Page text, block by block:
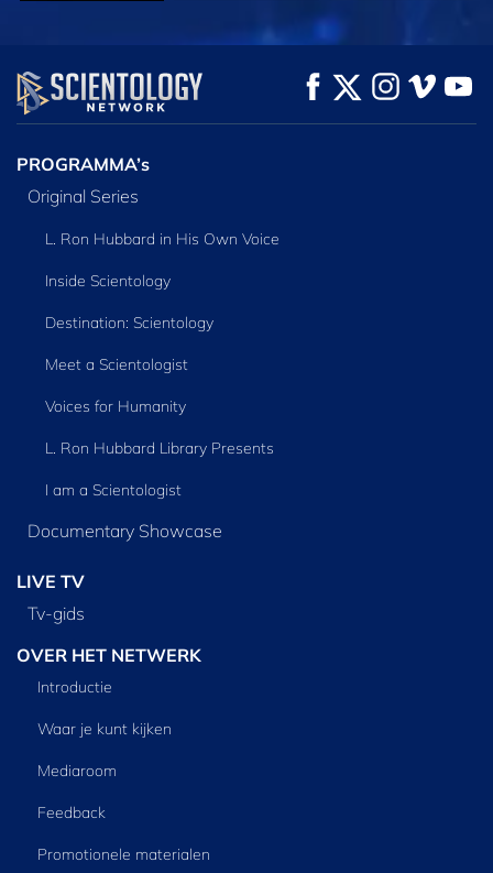
KIJK VERKEN DE SERIE
PROGRAMMA’s
Original Series
L. Ron Hubbard in His Own Voice
Inside Scientology
Destination: Scientology
Meet a Scientologist
Voices for Humanity
L. Ron Hubbard Library Presents
I am a Scientologist
Documentary Showcase
LIVE TV
Tv‑gids
OVER HET NETWERK
Introductie
Waar je kunt kijken
Mediaroom
Feedback
Promotionele materialen